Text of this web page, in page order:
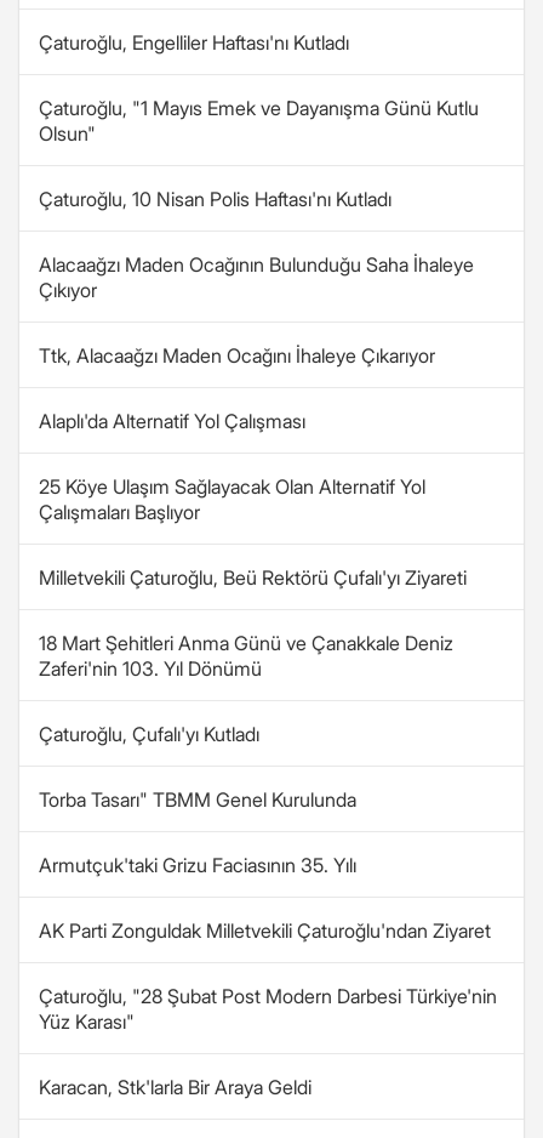
Çaturoğlu, Engelliler Haftası'nı Kutladı
Çaturoğlu, "1 Mayıs Emek ve Dayanışma Günü Kutlu
Olsun"
Çaturoğlu, 10 Nisan Polis Haftası'nı Kutladı
Alacaağzı Maden Ocağının Bulunduğu Saha İhaleye
Çıkıyor
Ttk, Alacaağzı Maden Ocağını İhaleye Çıkarıyor
Alaplı'da Alternatif Yol Çalışması
25 Köye Ulaşım Sağlayacak Olan Alternatif Yol
Çalışmaları Başlıyor
Milletvekili Çaturoğlu, Beü Rektörü Çufalı'yı Ziyareti
18 Mart Şehitleri Anma Günü ve Çanakkale Deniz
Zaferi'nin 103. Yıl Dönümü
Çaturoğlu, Çufalı'yı Kutladı
Torba Tasarı" TBMM Genel Kurulunda
Armutçuk'taki Grizu Faciasının 35. Yılı
AK Parti Zonguldak Milletvekili Çaturoğlu'ndan Ziyaret
Çaturoğlu, "28 Şubat Post Modern Darbesi Türkiye'nin
Yüz Karası"
Karacan, Stk'larla Bir Araya Geldi